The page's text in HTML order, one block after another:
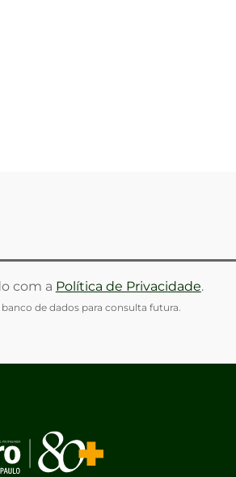
com a Política de Privacidade.
de dados para consulta futura.